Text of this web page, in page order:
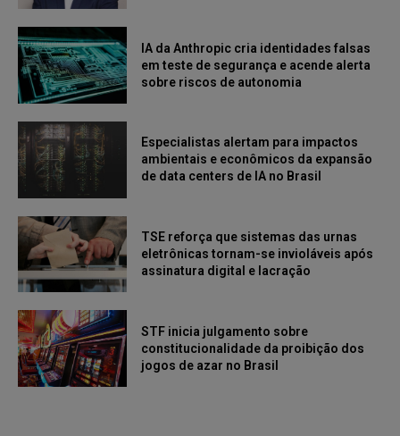
IA da Anthropic cria identidades falsas
em teste de segurança e acende alerta
sobre riscos de autonomia
Especialistas alertam para impactos
ambientais e econômicos da expansão
de data centers de IA no Brasil
TSE reforça que sistemas das urnas
eletrônicas tornam-se invioláveis após
assinatura digital e lacração
STF inicia julgamento sobre
constitucionalidade da proibição dos
jogos de azar no Brasil